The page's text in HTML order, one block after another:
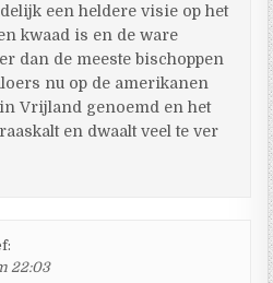
een heldere visie op het
kwaad is en de ware
dan de meeste bischoppen
nu op de amerikanen
Vrijland genoemd en het
en dwaalt veel te ver
22:03